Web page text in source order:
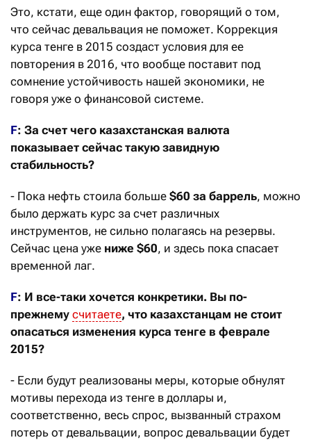
Это, кстати, еще один фактор, говорящий о том,
что сейчас девальвация не поможет. Коррекция
курса тенге в 2015 создаст условия для ее
повторения в 2016, что вообще поставит под
сомнение устойчивость нашей экономики, не
говоря уже о финансовой системе.
F: За счет чего казахстанская валюта
показывает сейчас такую завидную
стабильность?
- Пока нефть стоила больше $60 за баррель, можно
было держать курс за счет различных
инструментов, не сильно полагаясь на резервы.
Сейчас цена уже ниже $60, и здесь пока спасает
временной лаг.
F: И все-таки хочется конкретики. Вы по-
прежнему считаете, что казахстанцам не стоит
опасаться изменения курса тенге в феврале
2015?
- Если будут реализованы меры, которые обнулят
мотивы перехода из тенге в доллары и,
соответственно, весь спрос, вызванный страхом
потерь от девальвации, вопрос девальвации будет